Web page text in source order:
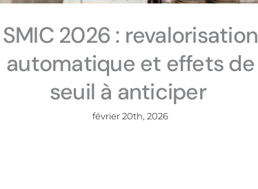
SMIC 2026 : revalorisation
automatique et effets de
seuil à anticiper
février 20th, 2026